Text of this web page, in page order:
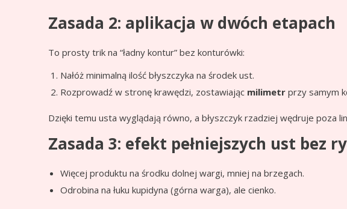
Zasada 2: aplikacja w dwóch etapach
To prosty trik na “ładny kontur” bez konturówki:
Nałóż minimalną ilość błyszczyka na środek ust.
Rozprowadź w stronę krawędzi, zostawiając milimetr przy samym
Dzięki temu usta wyglądają równo, a błyszczyk rzadziej wędruje poza
Zasada 3: efekt pełniejszych ust bez
Więcej produktu na środku dolnej wargi, mniej na brzegach.
Odrobina na łuku kupidyna (górna warga), ale cienko.